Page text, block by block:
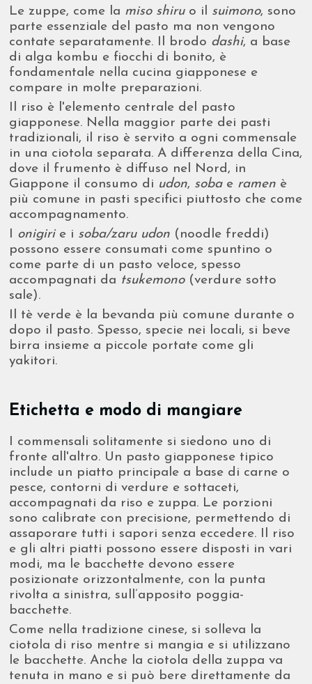
Le zuppe, come la miso shiruo il suimono, sono
parte essenziale del pasto ma non vengono
contate separatamente. Il brodo dashi, a base
di alga kombu e fiocchi di bonito, è
fondamentale nella cucina giapponese e
compare in molte preparazioni.
Il riso è l'elemento centrale del pasto
giapponese. Nella maggior parte dei pasti
tradizionali, il riso è servito a ogni commensale
in una ciotola separata. A differenza della Cina,
dove il frumento è diffuso nel Nord, in
Giappone il consumo di udon, sobae ramen è
più comune in pasti specifici piuttosto che come
accompagnamento.
I onigirie i soba/zaru udon (noodle freddi)
possono essere consumati come spuntino o
come parte di un pasto veloce, spesso
accompagnati da tsukemono(verdure sotto
sale).
Il tè verde è la bevanda più comune durante o
dopo il pasto. Spesso, specie nei locali, si beve
birra insieme a piccole portate come gli
yakitori.
Etichetta e modo di mangiare
I commensali solitamente si siedono uno di
fronte all'altro. Un pasto giapponese tipico
include un piatto principale a base di carne o
pesce, contorni di verdure e sottaceti,
accompagnati da riso e zuppa. Le porzioni
sono calibrate con precisione, permettendo di
assaporare tutti i sapori senza eccedere. Il riso
e gli altri piatti possono essere disposti in vari
modi, ma le bacchette devono essere
posizionate orizzontalmente, con la punta
rivolta a sinistra, sull’apposito poggia-
bacchette.
Come nella tradizione cinese, si solleva la
ciotola di riso mentre si mangia e si utilizzano
le bacchette. Anche la ciotola della zuppa va
tenuta in mano e si può bere direttamente da